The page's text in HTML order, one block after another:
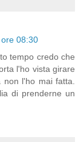
08:30
tempo credo che
l'ho vista girare
l'ho mai fatta.
di prenderne un